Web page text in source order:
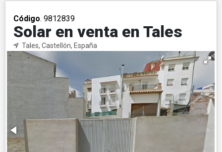
Código. 9812839
Solar en venta en Tales
Tales, Castellón, España